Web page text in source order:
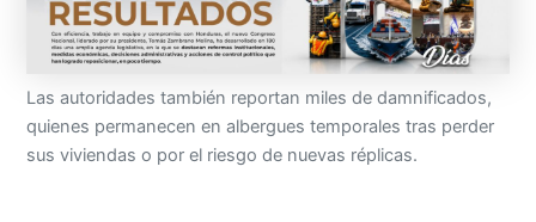
Las autoridades también reportan miles de damnificados,
quienes permanecen en albergues temporales tras perder
sus viviendas o por el riesgo de nuevas réplicas.